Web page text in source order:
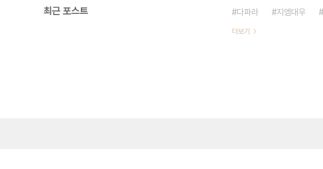
최근 포스트
다파라
지엠대우
더보기